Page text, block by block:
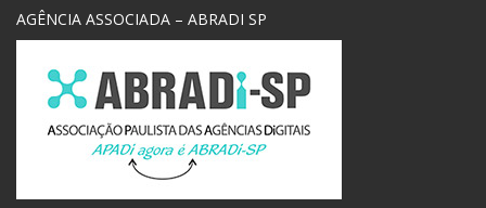
AGÊNCIA ASSOCIADA – ABRADI SP